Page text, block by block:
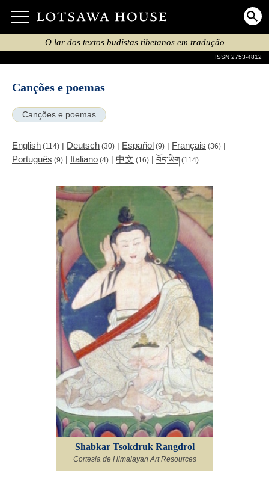
O lar dos textos budistas tibetanos em tradução
ISSN 2753-4812
Canções e poemas
Canções e poemas
English (114) | Deutsch (30) | Español (9) | Français (36) |
Português (9) | Italiano (4) | 中文 (16) | བོད་ཡིག (114)
Shabkar Tsokdruk Rangdrol
Cortesia de Himalayan Art Resources